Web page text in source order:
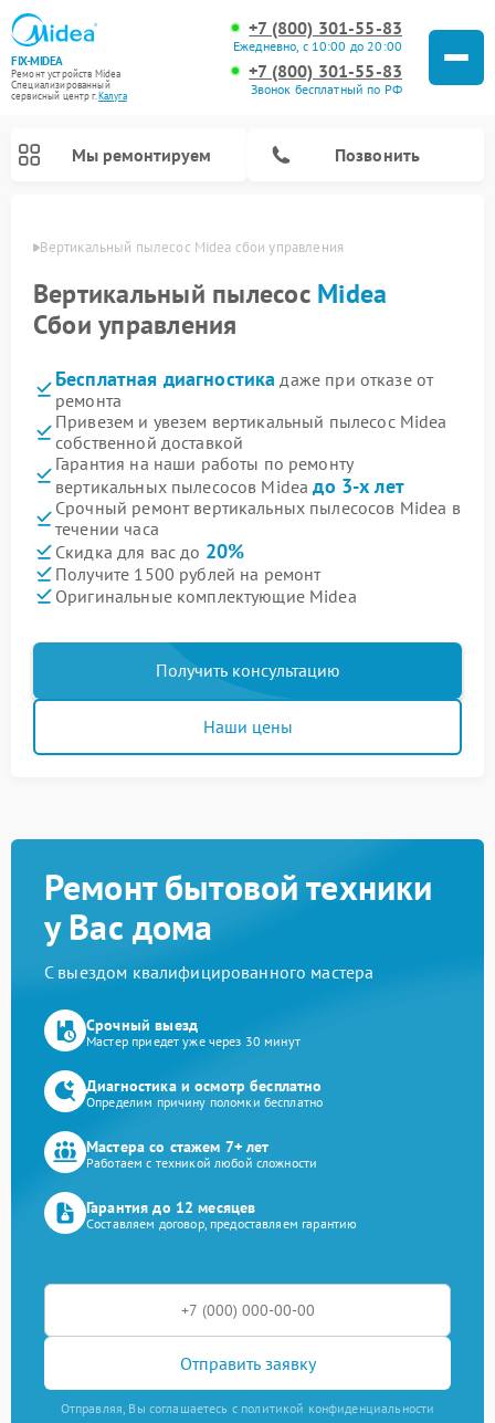
FIX-MIDEA
Ремонт устройств Midea
Специализированный
cервисный центр г.Калуга
+7 (800) 301-55-83
Ежедневно, с 10:00 до 20:00
+7 (800) 301-55-83
Звонок бесплатный по РФ
Мы ремонтируем Позвонить
Вертикальный пылесос Midea сбои управления
Вертикальный пылесос Midea
Сбои управления
Бесплатная диагностика даже при отказе от
ремонта
Привезем и увезем вертикальный пылесос Midea
собственной доставкой
Гарантия на наши работы по ремонту
вертикальных пылесосов Mideaдо 3-х лет
Срочный ремонт вертикальных пылесосов Midea в
течении часа
Скидка для вас до 20%
Получите 1500 рублей на ремонт
Оригинальные комплектующие Midea
Получить консультацию
Наши цены
Ремонт бытовой техники
у Вас дома
С выездом квалифицированного мастера
Срочный выезд
Мастер приедет уже через 30 минут
Диагностика и осмотр бесплатно
Определим причину поломки бесплатно
Мастера со стажем 7+ лет
Работаем с техникой любой сложности
Гарантия до 12 месяцев
Составляем договор, предоставляем гарантию
Отправить заявку
Отправляя, Вы соглашаетесь с политикой конфиденциальности